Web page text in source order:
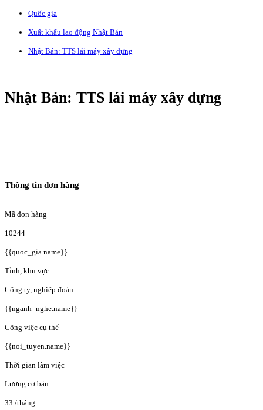
Quốc gia
Xuất khẩu lao động Nhật Bản
Nhật Bản: TTS lái máy xây dựng
Nhật Bản: TTS lái máy xây dựng
Thông tin đơn hàng
Mã đơn hàng
10244
{{quoc_gia.name}}
Tỉnh, khu vực
Công ty, nghiệp đoàn
{{nganh_nghe.name}}
Công việc cụ thể
{{noi_tuyen.name}}
Thời gian làm việc
Lương cơ bản
33 /tháng